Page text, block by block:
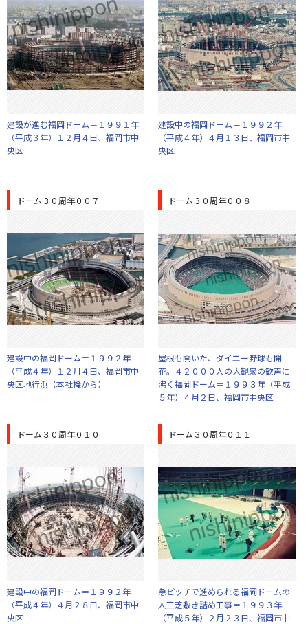
建設が進む福岡ドーム＝１９９１年
（平成３年）１２月４日、福岡市中
央区
建設中の福岡ドーム＝１９９２年
（平成４年）４月１３日、福岡市中
央区
ドーム３０周年００７
建設中の福岡ドーム＝１９９２年
（平成４年）１２月４日、福岡市中
央区地行浜（本社機から）
ドーム３０周年００８
屋根も開いた、ダイエー野球も開
花。４２０００人の大観衆の歓声に
沸く福岡ドーム＝１９９３年（平成
５年）４月２日、福岡市中央区
ドーム３０周年０１０
建設中の福岡ドーム＝１９９２年
（平成４年）４月２８日、福岡市中
央区
ドーム３０周年０１１
急ピッチで進められる福岡ドームの
人工芝敷き詰め工事＝１９９３年
（平成５年）２月２３日、福岡市中